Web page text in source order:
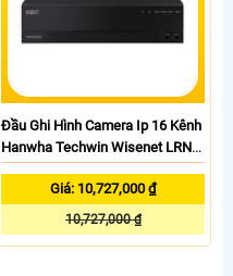
Đầu Ghi Hình Camera Ip 16 Kênh
Hanwha Techwin Wisenet LRN-
Giá: 10,727,000 ₫
10,727,000 ₫